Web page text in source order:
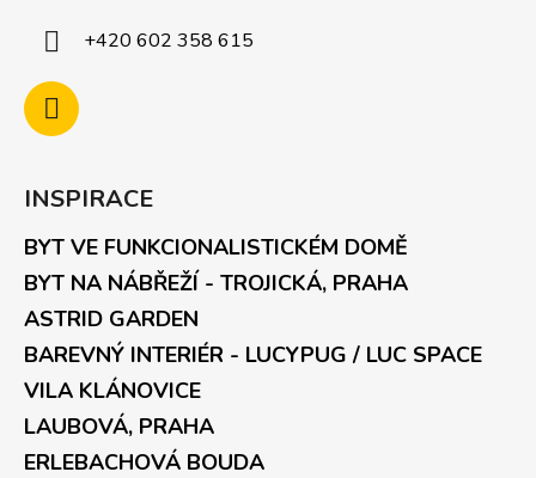
+420 602 358 615
INSPIRACE
BYT VE FUNKCIONALISTICKÉM DOMĚ
BYT NA NÁBŘEŽÍ - TROJICKÁ, PRAHA
ASTRID GARDEN
BAREVNÝ INTERIÉR - LUCYPUG / LUC SPACE
VILA KLÁNOVICE
LAUBOVÁ, PRAHA
ERLEBACHOVÁ BOUDA